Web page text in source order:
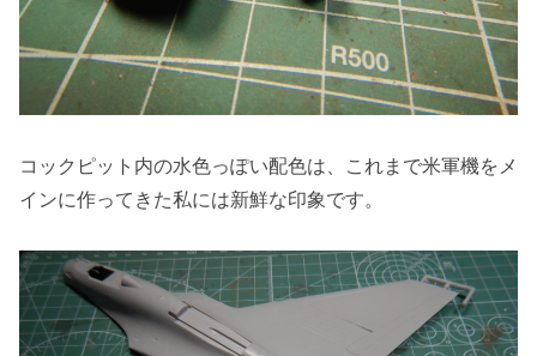
コックピット内の水色っぽい配色は、これまで米軍機をメ
インに作ってきた私には新鮮な印象です。